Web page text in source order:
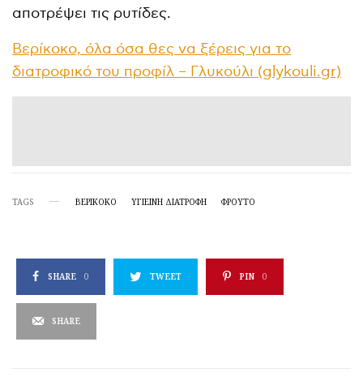
αποτρέψει τις ρυτίδες.
Βερίκοκο, όλα όσα θες να ξέρεις για το
διατροφικό του προφίλ – Γλυκούλι (glykouli.gr)
TAGS ΒΕΡΊΚΟΚΟ ΥΓΙΕΙΝΉ ΔΙΑΤΡΟΦΉ ΦΡΟΎΤΟ
SHARE 0 TWEET PIN 0
SHARE